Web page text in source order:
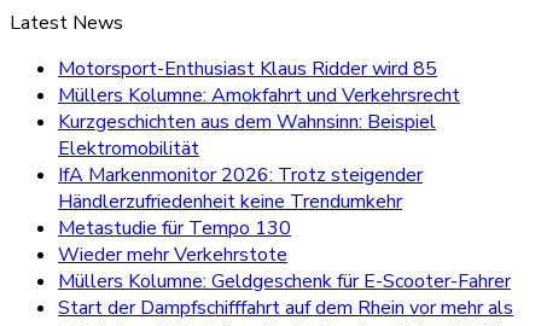
Latest News
Motorsport-Enthusiast Klaus Ridder wird 85
Müllers Kolumne: Amokfahrt und Verkehrsrecht
Kurzgeschichten aus dem Wahnsinn: Beispiel
Elektromobilität
IfA Markenmonitor 2026: Trotz steigender
Händlerzufriedenheit keine Trendumkehr
Metastudie für Tempo 130
Wieder mehr Verkehrstote
Müllers Kolumne: Geldgeschenk für E-Scooter-Fahrer
Start der Dampfschifffahrt auf dem Rhein vor mehr als